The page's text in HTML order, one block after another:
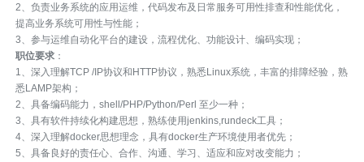
2、负责业务系统的应用运维，代码发布及日常服务可用性排查和性能优化，
提高业务系统可用性与性能；
3、参与运维自动化平台的建设，流程优化、功能设计、编码实现；
职位要求 ：
1、深入理解TCP /IP协议和HTTP协议，熟悉Linux系统，丰富的排障经验，熟
悉LAMP架构；
2、具备编码能力，shell/PHP/Python/Perl 至少一种；
3、具有软件持续化构建思想，熟练使用jenkins,rundeck工具；
4、深入理解docker思想理念，具有docker生产环境使用者优先；
5、具备良好的责任心、合作、沟通、学习、适应和应对改变能力；